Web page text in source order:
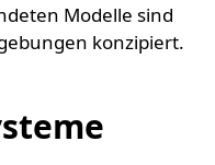
Modelle sind
konzipiert.